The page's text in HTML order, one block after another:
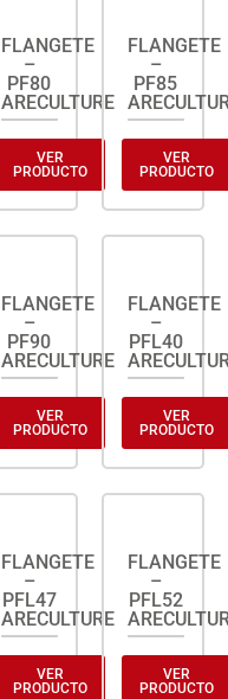
FLANGETE
–
PF80
ARECULTURE
VER
PRODUCTO
FLANGETE
–
PF85
VER
PRODUCTO
FLANGETE
–
PF90
ARECULTURE
VER
PRODUCTO
FLANGETE
–
PFL40
VER
PRODUCTO
FLANGETE
–
PFL47
ARECULTURE
VER
PRODUCTO
FLANGETE
–
PFL52
VER
PRODUCTO